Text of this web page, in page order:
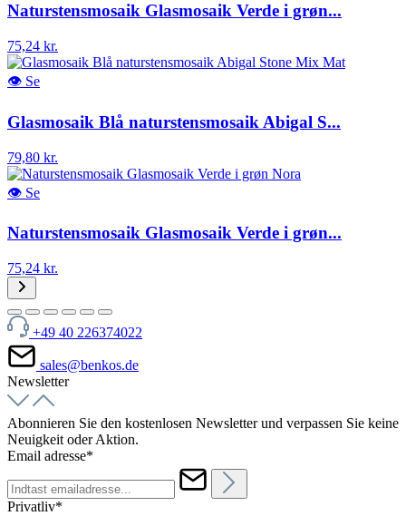
Naturstensmosaik Glasmosaik Verde i grøn...
75,24 kr.
👁 Se
Glasmosaik Blå naturstensmosaik Abigal S...
79,80 kr.
👁 Se
Naturstensmosaik Glasmosaik Verde i grøn...
75,24 kr.
+49 40 226374022
sales@benkos.de
Newsletter
Abonnieren Sie den kostenlosen Newsletter und verpassen Sie keine
Neuigkeit oder Aktion.
Email adresse*
Privatliv*